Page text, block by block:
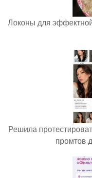
Локоны для
Решила
промтов